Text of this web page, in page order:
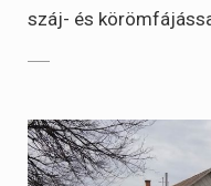
száj- és